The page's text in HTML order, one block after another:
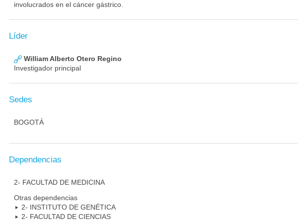
involucrados en el cáncer gástrico.
Líder
William Alberto Otero Regino
Investigador principal
Sedes
BOGOTÁ
Dependencias
2- FACULTAD DE MEDICINA
Otras dependencias
2- INSTITUTO DE GENÉTICA
2- FACULTAD DE CIENCIAS